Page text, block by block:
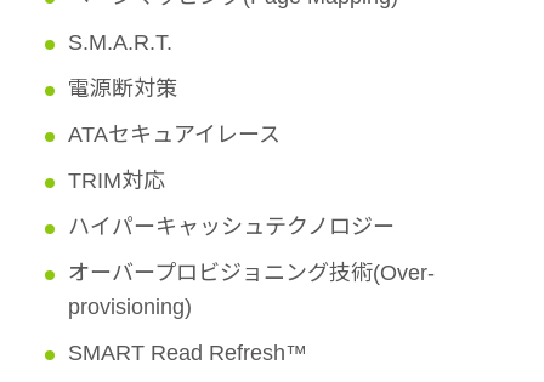
S.M.A.R.T.
電源断対策
ATAセキュアイレース
TRIM対応
ハイパーキャッシュテクノロジー
オーバープロビジョニング技術(Over-
provisioning)
SMART Read Refresh™